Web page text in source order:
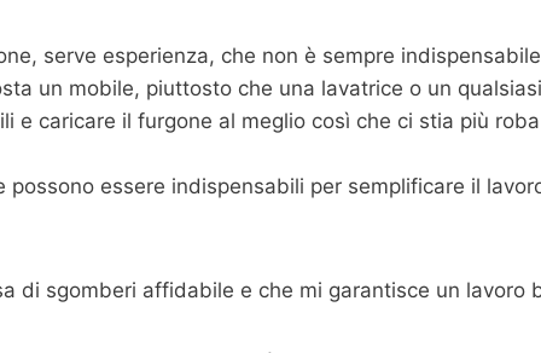
serve esperienza, che non è sempre
un mobile, piuttosto che una lavatrice o un
e caricare il furgone al meglio così che ci stia più
possono essere indispensabili per semplificare il
di sgomberi affidabile e che mi garantisce un lavoro